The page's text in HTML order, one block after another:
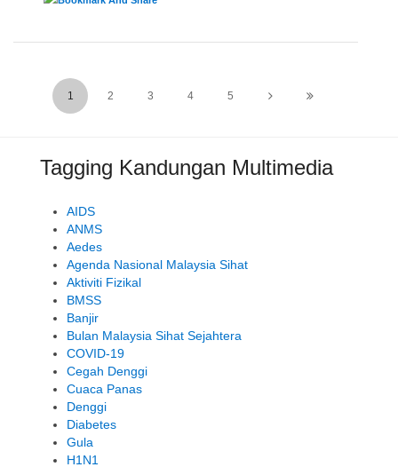
1 2 3 4 5
Tagging Kandungan Multimedia
AIDS
ANMS
Aedes
Agenda Nasional Malaysia Sihat
Aktiviti Fizikal
BMSS
Banjir
Bulan Malaysia Sihat Sejahtera
COVID-19
Cegah Denggi
Cuaca Panas
Denggi
Diabetes
Gula
H1N1